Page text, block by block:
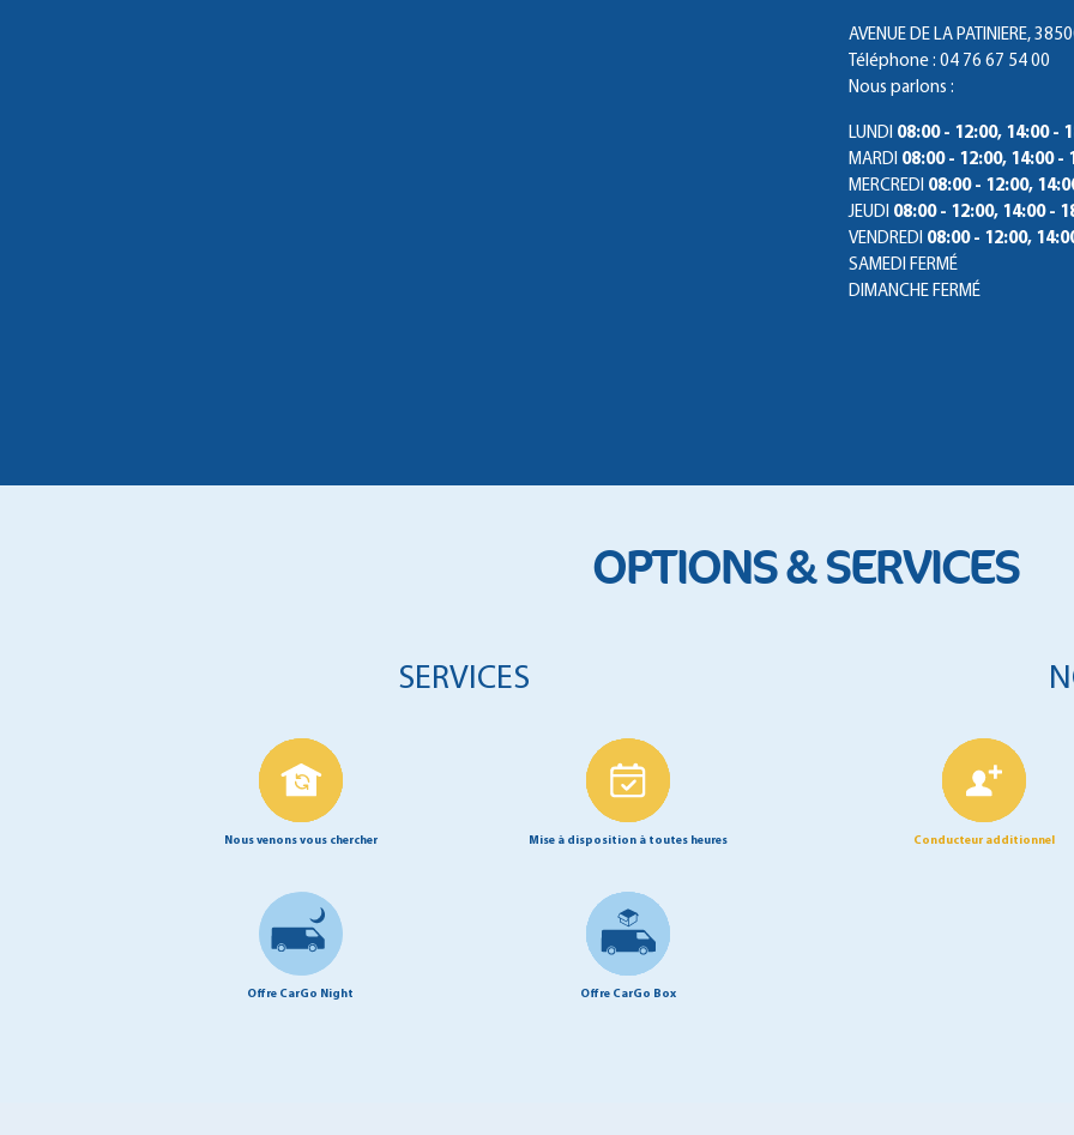
AVENUE DE LA PATINIERE,
Téléphone : 04 76 67 54 00
Nous parlons :
LUNDI 08:00 - 12:00, 14:00 -
MARDI 08:00 - 12:00, 14:00 -
MERCREDI 08:00 - 12:00,
JEUDI 08:00 - 12:00, 14:00 -
VENDREDI 08:00 - 12:00,
SAMEDI FERMÉ
DIMANCHE FERMÉ
OPTIONS & SERVICES
SERVICES
Nous venons vous chercher Mise à disposition à toutes heures
Offre CarGo Night Offre CarGo Box
Conducteur additionnel